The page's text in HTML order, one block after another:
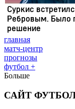
главная
матч-центр
прогнозы
футбол +
Больше
САЙТ ФУТБОЛ